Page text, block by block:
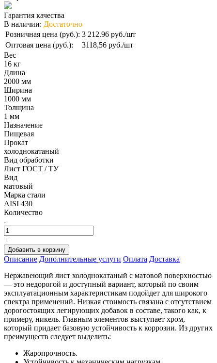
Гарантия качества
В наличии: Достаточно
Розничная цена (руб.): 3 212.96 руб./шт
Оптовая цена (руб.):
3118,56 руб./шт
Вес
16 кг
Длина
2000 мм
Ширина
1000 мм
Толщина
1 мм
Назначение
Пищевая
Прокат
холоднокатаный
Вид обработки
Лист ГОСТ / ТУ
Вид
матовый
Марка стали
AISI 430
Количество
-
+
Добавить в корзину
Oписание Дополнительные услуги Оплата Доставка
Нержавеющий лист холоднокатаный с матовой поверхностью
— это недорогой и доступный вариант, который по своим
эксплуатационным характеристикам подойдет для широкого
спектра применений. Низкая стоимость связана с отсутствием
дорогостоящих легирующих добавок в составе, такого как, к
примеру, никель. Главным элементов выступает хром,
который придает базовую устойчивость к коррозии. Из других
преимуществ следует выделить:
Жаропрочность.